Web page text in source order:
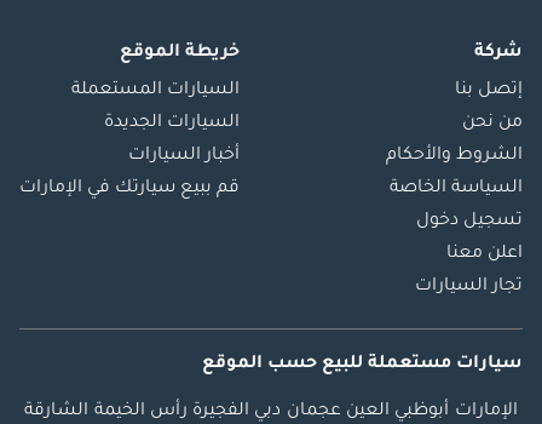
شركة
إتصل بنا
من نحن
الشروط والأحكام
السياسة الخاصة
تسجيل دخول
اعلن معنا
تجار السيارات
خريطة الموقع
السيارات المستعملة
السيارات الجديدة
أخبار السيارات
قم ببيع سيارتك في الإمارات
سيارات مستعملة للبيع حسب الموقع
الإمارات أبوظبي العين عجمان دبي الفجيرة رأس الخيمة الشارقة